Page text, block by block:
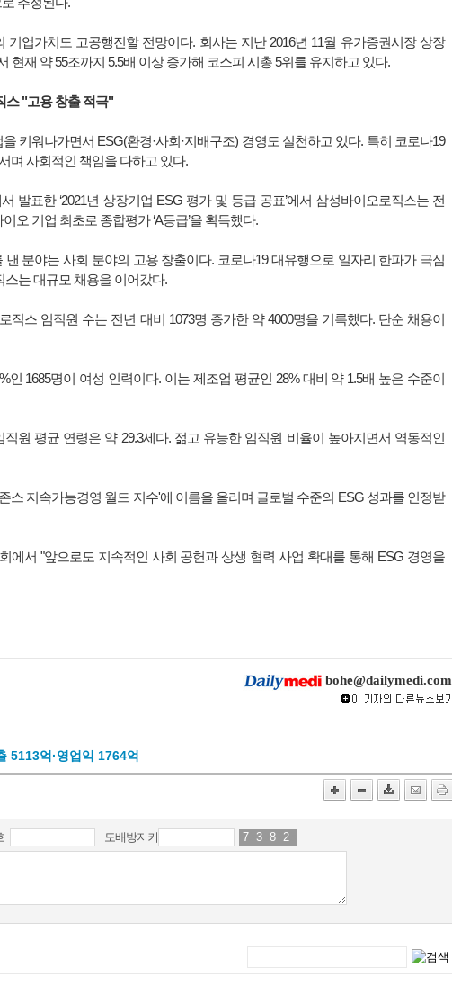
기업가치도 고공행진할 전망이다. 회사는 지난 2016년 11월 유가증권시장 상장
현재 약 55조까지 5.5배 이상 증가해 코스피 시총 5위를 유지하고 있다.
스 "고용 창출 적극"
키워나가면서 ESG(환경·사회·지배구조) 경영도 실천하고 있다. 특히 코로나19
며 사회적인 책임을 다하고 있다.
발표한 ‘2021년 상장기업 ESG 평가 및 등급 공표’에서 삼성바이오로직스는 전
오 기업 최초로 종합평가 ‘A등급’을 획득했다.
분야는 사회 분야의 고용 창출이다. 코로나19 대유행으로 일자리 한파가 극심
는 대규모 채용을 이어갔다.
직스 임직원 수는 전년 대비 1073명 증가한 약 4000명을 기록했다. 단순 채용이
인 1685명이 여성 인력이다. 이는 제조업 평균인 28% 대비 약 1.5배 높은 수준이
원 평균 연령은 약 29.3세다. 젊고 유능한 임직원 비율이 높아지면서 역동적인
스 지속가능경영 월드 지수'에 이름을 올리며 글로벌 수준의 ESG 성과를 인정받
에서 "앞으로도 지속적인 사회 공헌과 상생 협력 사업 확대를 통해 ESG 경영을
bohe@dailymedi.com
5113억·영업익 1764억